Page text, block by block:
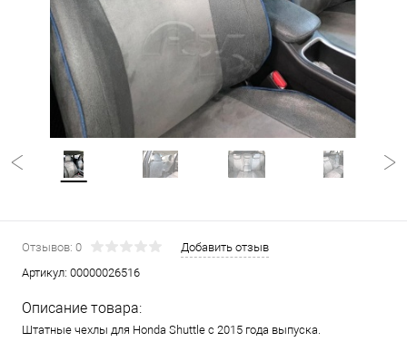
Отзывов: 0
Добавить отзыв
Артикул: 00000026516
Описание товара:
Штатные чехлы для Honda Shuttle с 2015 года выпуска.